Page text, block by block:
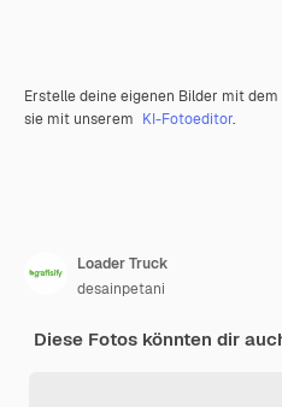
Erstelle deine eigenen Bilder mit dem
sie mit unserem KI-Fotoeditor.
Loader Truck
desainpetani
Diese Fotos könnten dir